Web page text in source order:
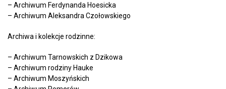
– Archiwum Ferdynanda Hoesicka
– Archiwum Aleksandra Czołowskiego
Archiwa i kolekcje rodzinne:
– Archiwum Tarnowskich z Dzikowa
– Archiwum rodziny Hauke
– Archiwum Moszyńskich